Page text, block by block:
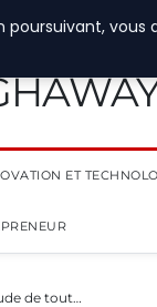
ET
de tout…
poursuivant,